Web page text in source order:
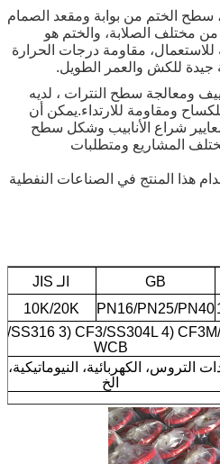
سطح الختم من بوابة ومقعد الصمام
مختلف الصلابة، والختم هو
للاستعمال، مقاومة درجات الحرارة
جيدة للكش والعمر الطويل.
ومعالجة سطح النترات ، لديه
ومقاومة للارتداء.يمكن أن
شراع الأنابيب وشكل سطح
المشاريع ومتطلبات
هذا المنتج في الصناعات النفطية
GB
الـ JIS
PN16/PN25/PN40
10K/20K
SS316 3) CF3/SS304L 4)
WCB
التروس، الكهربائية، النيوماتيكية،
الخ